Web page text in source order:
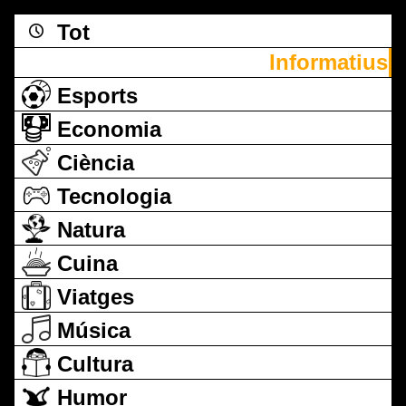
Tot
Informatius
Esports
Economia
Ciència
Tecnologia
Natura
Cuina
Viatges
Música
Cultura
Humor